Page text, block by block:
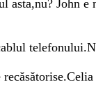
asta,nu? John e